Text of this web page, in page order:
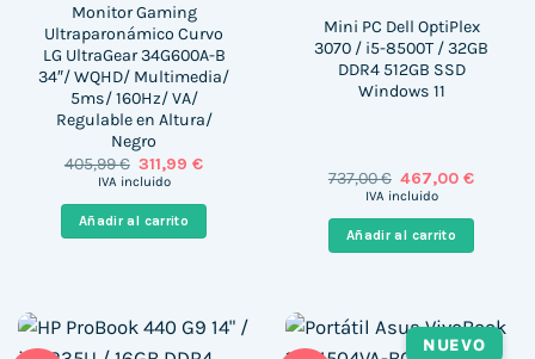
Monitor Gaming
Ultraparonámico Curvo
LG UltraGear 34G600A-B
34″/ WQHD/ Multimedia/
5ms/ 160Hz/ VA/
Regulable en Altura/
Negro
405,99€ El
precio
era:
405,99 €.
311,99€El
es:
IVA incluido
Añadir al carrito
Mini PC Dell OptiPlex
3070 / i5-8500T / 32GB
DDR4 512GB SSD
Windows 11
737,00€ El
precio
era:
737,00 €.
467,00€El
es:
IVA incluido
Añadir al carrito
NUEVO